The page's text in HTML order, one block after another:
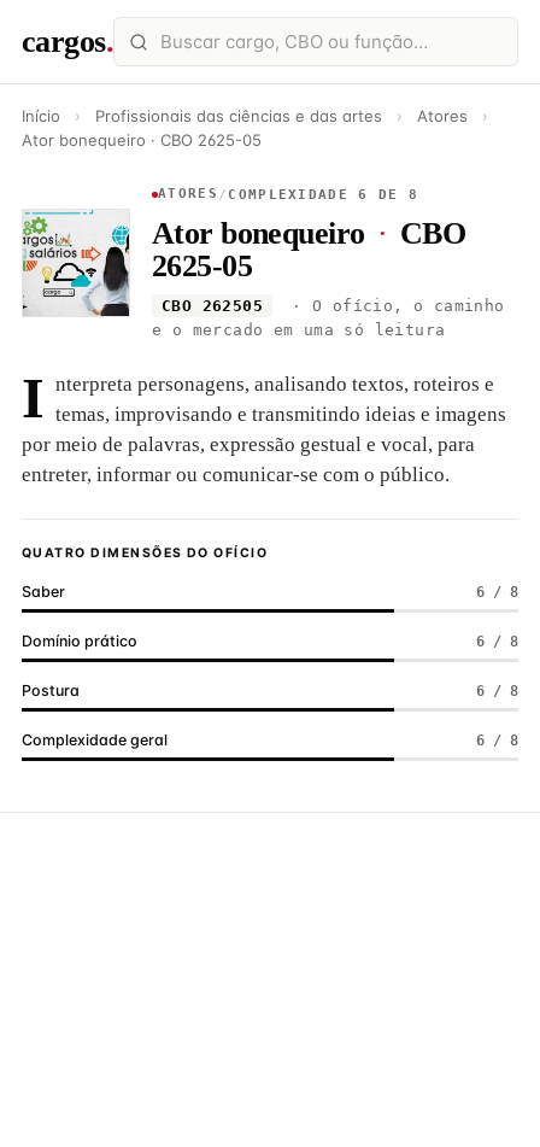
cargos.
Início › Profissionais das ciências e das artes › Atores
›
Ator bonequeiro · CBO 2625-05
ATORES / COMPLEXIDADE 6 DE 8
Ator bonequeiro · CBO
2625-05
CBO 262505
· O ofício, o caminho
e o mercado em uma só leitura
I nterpreta personagens, analisando textos, roteiros e
temas, improvisando e transmitindo ideias e imagens
por meio de palavras, expressão gestual e vocal, para
entreter, informar ou comunicar-se com o público.
QUATRO DIMENSÕES DO OFÍCIO
Saber 6 / 8
Domínio prático 6 / 8
Postura 6 / 8
Complexidade geral 6 / 8